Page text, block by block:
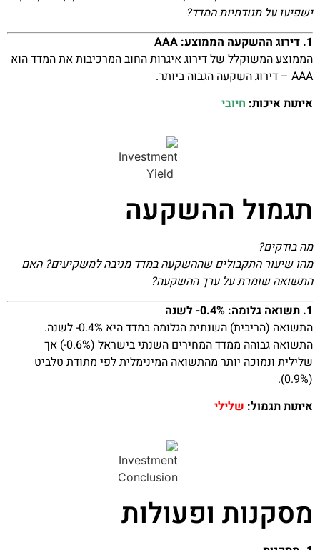
ישפיעו על תנודתיות המדד?
1. דירוג ההשקעה הממוצע: AAA
הממוצע המשוקלל של דירוג איגרות החוב המרכיבות את המדד הוא
AAA – דירוג השקעה הגבוה ביותר.
איתות איכות: חיובי
תגמול ההשקעה
מה בודקים?
מהו שיעור התקבולים שההשקעה במדד מניבה למשקיעים? האם
התשואה שומרת על ערך ההשקעה?
1. תשואה גלומה: 0.4%- לשנה
התשואה (הריבית) השנתית הגלומה במדד היא 0.4%- לשנה.
התשואה גבוהה ממדד המחירים השנתי בישראל (0.6%-) אך
שלילית ונמוכה יותר מהתשואה המינימלית לפי מתודת טלביט
(0.9%).
איתות תגמול: שלילי
מסקנות ופעולות